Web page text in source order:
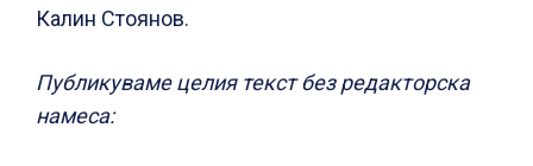
Калин Стоянов.
Публикуваме целия текст без редакторска
намеса: